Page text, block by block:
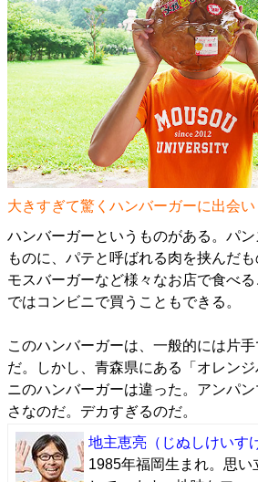
大きすぎて驚くハンバーガーに出会い
ハンバーガーというものがある。パ
ものに、パテと呼ばれる肉を挟んだも
モスバーガーなど様々なお店で食べ
ではコンビニで買うこともできる。
このハンバーガーは、一般的には片
だ。しかし、青森県にある「オレン
ニのハンバーガーは違った。アンパ
さなのだ。デカすぎるのだ。
地主恵亮 （じぬしけいす
1985年福岡生まれ。思い